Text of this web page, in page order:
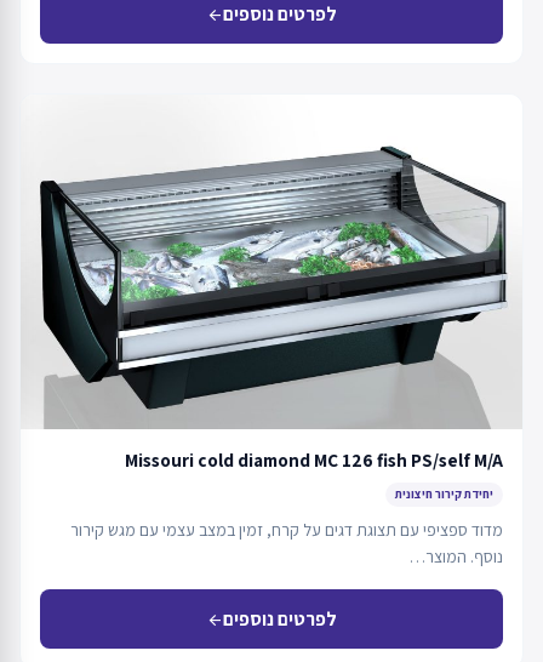
לפרטים נוספיםarrow_back
Missouri cold diamond MC 126 fish PS/self M/A
יחידת קירור חיצונית
מדוד ספציפי עם תצוגת דגים על קרח, זמין במצב עצמי עם מגש קירור
נוסף. המוצר…
לפרטים נוספיםarrow_back